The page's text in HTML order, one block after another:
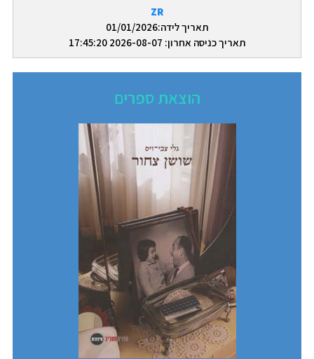
ZR
תאריך לידה:01/01/2026
תאריך כניסה אחרון: 2026-08-07 17:45:20
הוצאת ספרים